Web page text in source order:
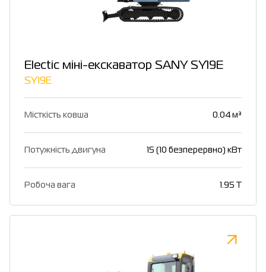
Electic міні-екскаватор SANY SY19E
SY19E
Місткість ковша 0.04 м³
Потужність двигуна 15 (10 безперервно) кВт
Робоча вага 1.95 T